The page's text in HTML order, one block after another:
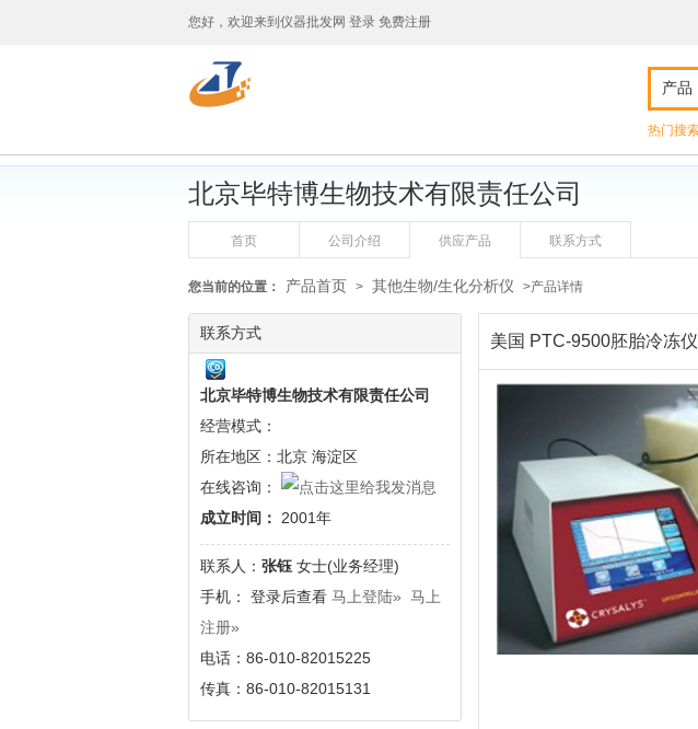
您好，欢迎来到 仪器批发网 登录 免费注册
产品
热门搜
北京毕特博生物技术有限责任公司
首页 公司介绍 供应产品 联系方式
您当前的位置： 产品首页 > 其他生物/生化分析仪 >产品详情
美国 PTC-9500胚胎冷冻仪
联系方式
北京毕特博生物技术有限责任公司
经营模式：
所在地区：北京 海淀区
在线咨询：
成立时间：
2001年
联系人： 张钰 女士(业务经理)
手机： 登录后查看 马上登陆» 马上
注册»
电话：86-010-82015225
传真：86-010-82015131